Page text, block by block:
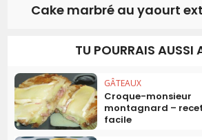
Cake marbré au yaourt
TU POURRAIS AUSSI
GÂTEAUX
Croque-monsieur
montagnard –
facile